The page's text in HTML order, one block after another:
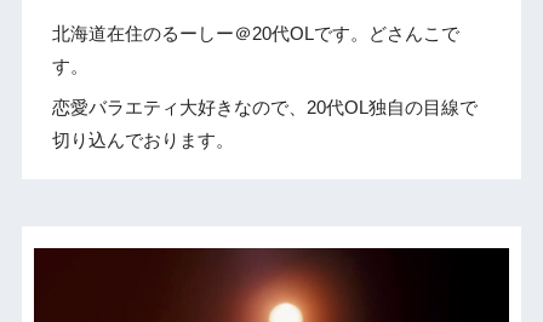
北海道在住のるーしー＠20代OLです。どさんこで
す。
恋愛バラエティ大好きなので、20代OL独自の目線で
切り込んでおります。